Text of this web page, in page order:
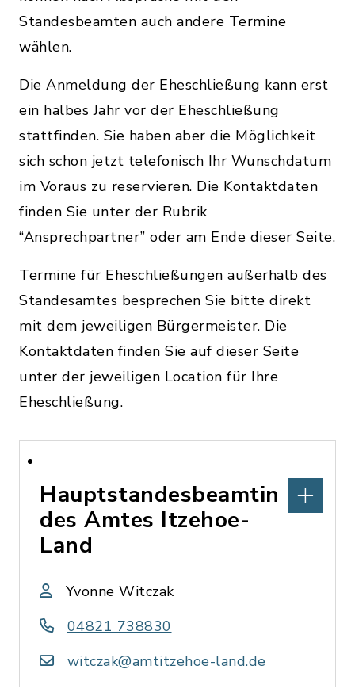
Standesbeamten auch andere Termine
wählen.
Die Anmeldung der Eheschließung kann erst
ein halbes Jahr vor der Eheschließung
stattfinden. Sie haben aber die Möglichkeit
sich schon jetzt telefonisch Ihr Wunschdatum
im Voraus zu reservieren. Die Kontaktdaten
finden Sie unter der Rubrik
“Ansprechpartner” oder am Ende dieser Seite.
Termine für Eheschließungen außerhalb des
Standesamtes besprechen Sie bitte direkt
mit dem jeweiligen Bürgermeister. Die
Kontaktdaten finden Sie auf dieser Seite
unter der jeweiligen Location für Ihre
Eheschließung.
Hauptstandesbeamtin
des Amtes Itzehoe-
Land
Yvonne Witczak
04821 738830
witczak@amtitzehoe-land.de